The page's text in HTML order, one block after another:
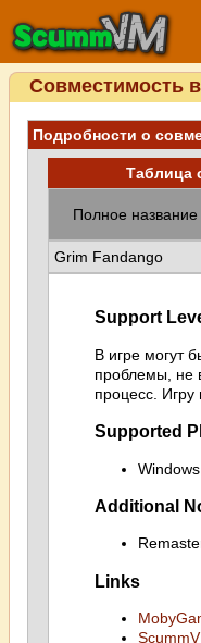
Совместимость
Подробности о
Таблица
Полное название
Grim Fandango
Support
В игре могут
проблемы, не
процесс. Игру
Supported
Windows
Additional
Links